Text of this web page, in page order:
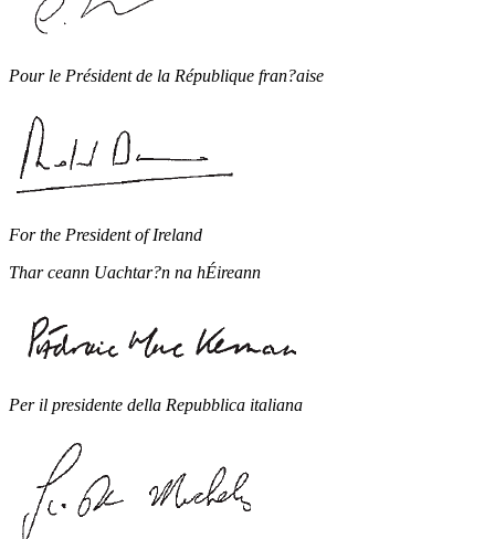
Pour le Président de la République fran?aise
For the President of Ireland
Thar ceann Uachtar?n na hÉireann
Per il presidente della Repubblica italiana